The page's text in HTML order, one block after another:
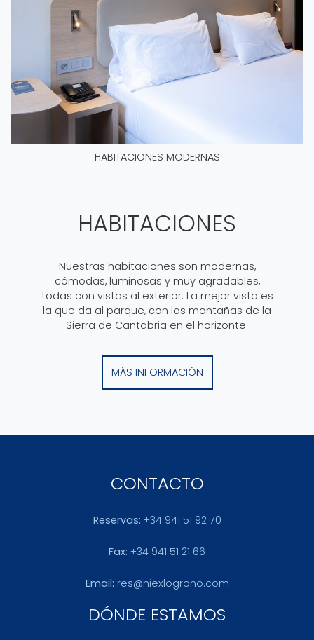
HABITACIONES MODERNAS
HABITACIONES
Nuestras habitaciones son modernas,
cómodas, luminosas y muy agradables,
todas con vistas al exterior. La mejor vista es
la que da al parque, con las montañas de la
Sierra de Cantabria en el horizonte.
MÁS INFORMACIÓN
CONTACTO
Reservas: +34 941 51 92 70
Fax: +34 941 51 21 66
Email: res@hiexlogrono.com
DÓNDE ESTAMOS